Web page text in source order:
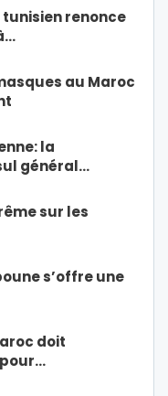
renonce
au Maroc
la
général…
sur les
s’offre une
doit